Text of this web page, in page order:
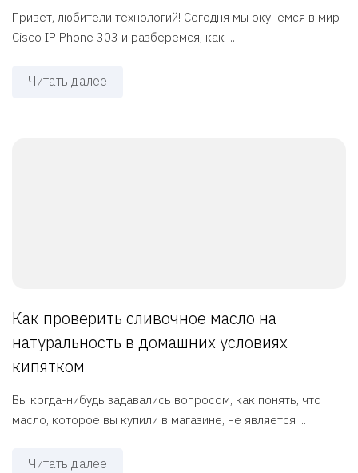
Привет, любители технологий! Сегодня мы окунемся в мир
Cisco IP Phone 303 и разберемся, как ...
Читать далее
Как проверить сливочное масло на
натуральность в домашних условиях
кипятком
Вы когда-нибудь задавались вопросом, как понять, что
масло, которое вы купили в магазине, не является ...
Читать далее